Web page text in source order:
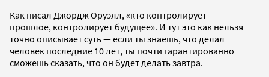
Как писал Джордж Оруэлл, «кто контролирует
прошлое, контролирует будущее». И тут это как нельзя
точно описывает суть — если ты знаешь, что делал
человек последние 10 лет, ты почти гарантированно
сможешь сказать, что он будет делать завтра.